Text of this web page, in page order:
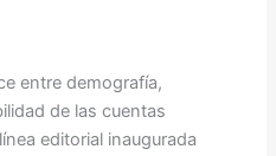
entre demografía,
de las cuentas
editorial inaugurada